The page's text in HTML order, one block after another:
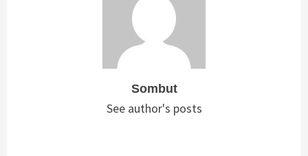
Sombut
See author's posts